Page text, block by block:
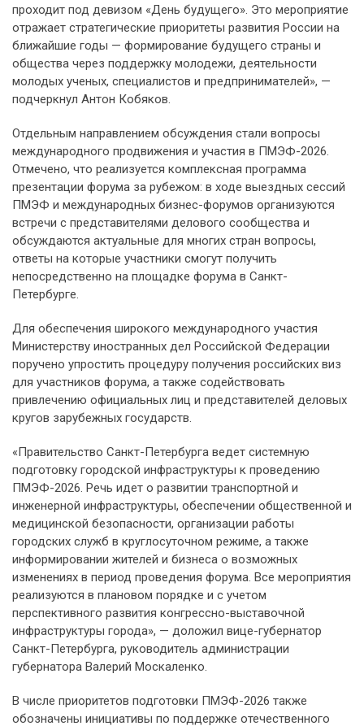
проходит под девизом «День будущего». Это мероприятие
отражает стратегические приоритеты развития России на
ближайшие годы — формирование будущего страны и
общества через поддержку молодежи, деятельности
молодых ученых, специалистов и предпринимателей», —
подчеркнул Антон Кобяков.
Отдельным направлением обсуждения стали вопросы
международного продвижения и участия в ПМЭФ-2026.
Отмечено, что реализуется комплексная программа
презентации форума за рубежом: в ходе выездных сессий
ПМЭФ и международных бизнес-форумов организуются
встречи с представителями делового сообщества и
обсуждаются актуальные для многих стран вопросы,
ответы на которые участники смогут получить
непосредственно на площадке форума в Санкт-
Петербурге.
Для обеспечения широкого международного участия
Министерству иностранных дел Российской Федерации
поручено упростить процедуру получения российских виз
для участников форума, а также содействовать
привлечению официальных лиц и представителей деловых
кругов зарубежных государств.
«Правительство Санкт-Петербурга ведет системную
подготовку городской инфраструктуры к проведению
ПМЭФ-2026. Речь идет о развитии транспортной и
инженерной инфраструктуры, обеспечении общественной и
медицинской безопасности, организации работы
городских служб в круглосуточном режиме, а также
информировании жителей и бизнеса о возможных
изменениях в период проведения форума. Все мероприятия
реализуются в плановом порядке и с учетом
перспективного развития конгрессно-выставочной
инфраструктуры города», — доложил вице-губернатор
Санкт-Петербурга, руководитель администрации
губернатора Валерий Москаленко.
В числе приоритетов подготовки ПМЭФ-2026 также
обозначены инициативы по поддержке отечественного